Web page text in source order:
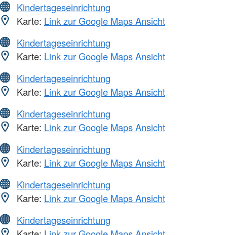
Kindertageseinrichtung
Karte: Link zur Google Maps Ansicht
Kindertageseinrichtung
Karte: Link zur Google Maps Ansicht
Kindertageseinrichtung
Karte: Link zur Google Maps Ansicht
Kindertageseinrichtung
Karte: Link zur Google Maps Ansicht
Kindertageseinrichtung
Karte: Link zur Google Maps Ansicht
Kindertageseinrichtung
Karte: Link zur Google Maps Ansicht
Kindertageseinrichtung